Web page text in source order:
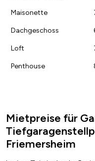
Maisonette
Dachgeschoss
Loft
Penthouse
Mietpreise für
Friemersheim